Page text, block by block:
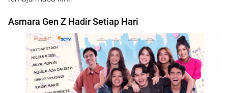
Asmara Gen Z Hadir Setiap Hari